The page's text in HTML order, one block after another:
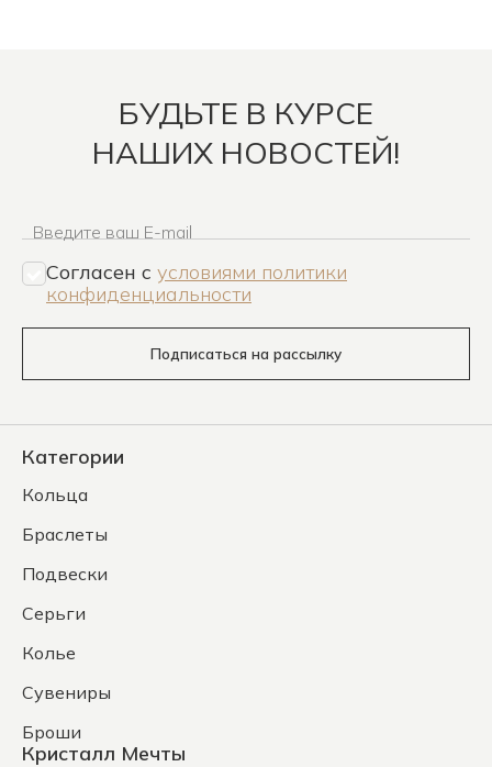
БУДЬТЕ В КУРСЕ
НАШИХ НОВОСТЕЙ!
Введите ваш E-mail
Согласен c условиями политики
конфиденциальности
Подписаться на рассылку
Категории
Кольца
Браслеты
Подвески
Серьги
Колье
Сувениры
Броши
Кристалл Мечты